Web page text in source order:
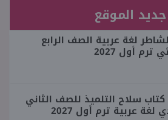
الموقع
لغة عربية الصف الرابع
ترم أول 2027
سلاح التلميذ للصف الثاني
لغة عربية ترم أول 2027